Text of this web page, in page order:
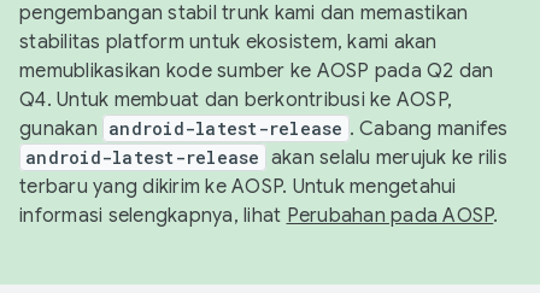
pengembangan stabil trunk kami dan memastikan
stabilitas platform untuk ekosistem, kami akan
memublikasikan kode sumber ke AOSP pada Q2 dan
Q4. Untuk membuat dan berkontribusi ke AOSP,
gunakan android-latest-release . Cabang manifes
android-latest-release akan selalu merujuk ke rilis
terbaru yang dikirim ke AOSP. Untuk mengetahui
informasi selengkapnya, lihat Perubahan pada AOSP.